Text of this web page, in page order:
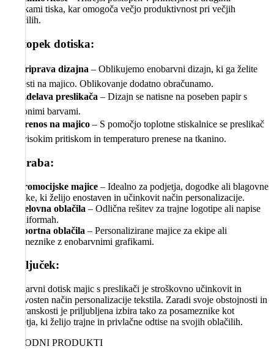
tehnikami tiska, kar omogoča večjo produktivnost pri večjih
naročilih.
Postopek dotiska:
Priprava dizajna – Oblikujemo enobarvni dizajn, ki ga želite
prenesti na majico. Oblikovanje dodatno obračunamo.
Izdelava preslikača – Dizajn se natisne na poseben papir s
posebnimi barvami.
Prenos na majico – S pomočjo toplotne stiskalnice se preslikač
pod visokim pritiskom in temperaturo prenese na tkanino.
Uporaba:
Promocijske majice – Idealno za podjetja, dogodke ali blagovne
znamke, ki želijo enostaven in učinkovit način personalizacije.
Delovna oblačila – Odlična rešitev za trajne logotipe ali napise
na uniformah.
Športna oblačila – Personalizirane majice za ekipe ali
posameznike z enobarvnimi grafikami.
Zaključek:
Enobarvni dotisk majic s preslikači je stroškovno učinkovit in
kakovosten način personalizacije tekstila. Zaradi svoje obstojnosti in
vsestranskosti je priljubljena izbira tako za posameznike kot
podjetja, ki želijo trajne in privlačne odtise na svojih oblačilih.
SORODNI PRODUKTI